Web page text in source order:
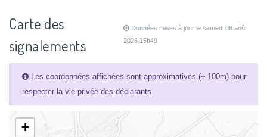
Carte des
signalements
Données mises à jour le samedi 08 août
2026 15h49
Les coordonnées affichées sont approximatives (± 100m) pour
respecter la vie privée des déclarants.
+